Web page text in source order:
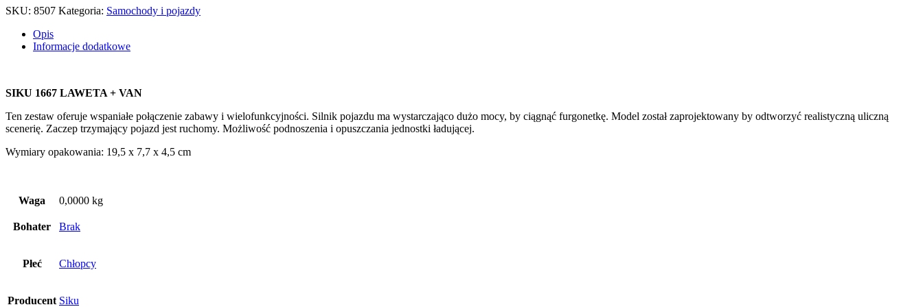
SKU: 8507 Kategoria: Samochody i pojazdy
Opis
Informacje dodatkowe
SIKU 1667 LAWETA + VAN
Ten zestaw oferuje wspaniałe połączenie zabawy i wielofunkcyjności. Silnik pojazdu ma wystarczająco dużo mocy, by ciągnąć furgonetkę. Model został zaprojektowany by odtworzyć realistyczną uliczną
scenerię. Zaczep trzymający pojazd jest ruchomy. Możliwość podnoszenia i opuszczania jednostki ładującej.
Wymiary opakowania: 19,5 x 7,7 x 4,5 cm
Waga 0,0000 kg
Bohater Brak
Płeć Chłopcy
Producent Siku